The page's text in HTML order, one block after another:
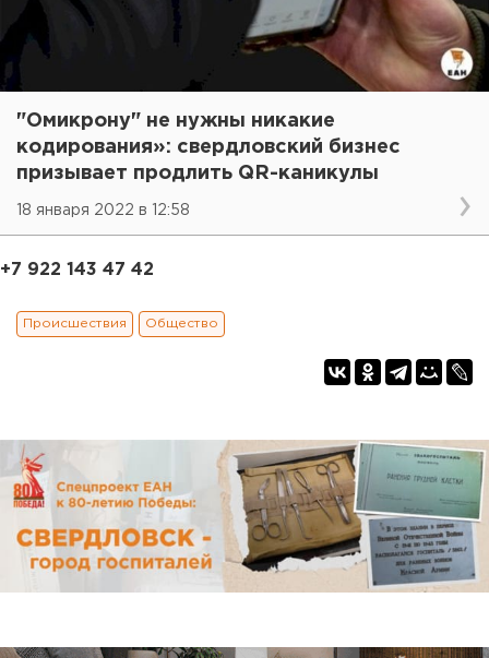
"Омикрону" не нужны никакие
кодирования»: свердловский бизнес
призывает продлить QR-каникулы
18 января 2022 в 12:58
+7 922 143 47 42
Происшествия Общество